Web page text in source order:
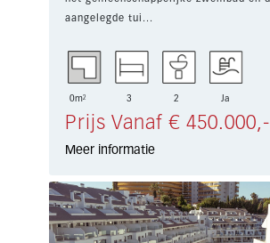
aangelegde tui...
0m² 3 2 Ja
Prijs Vanaf € 450.000,-
Meer informatie